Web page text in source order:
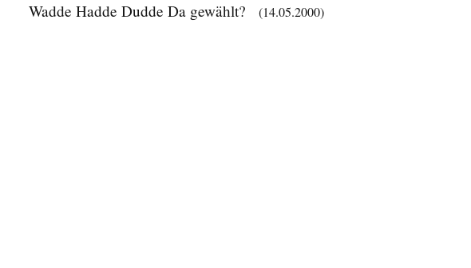
Wadde Hadde Dudde Da gewählt? (14.05.2000)